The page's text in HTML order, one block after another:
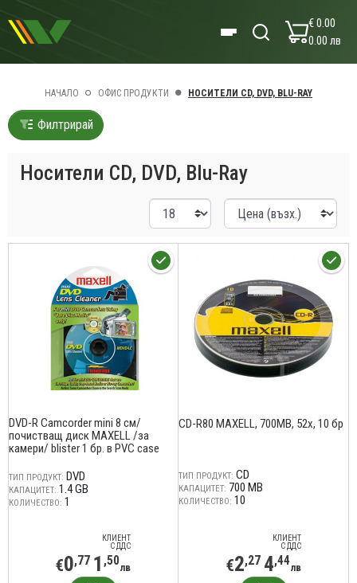
€ 0.00
0.00 лв
НАЧАЛО ОФИС ПРОДУКТИ НОСИТЕЛИ CD, DVD, BLU-RAY
Филтрирай
Носители CD, DVD, Blu-Ray
DVD-R Camcorder mini 8 см/
почистващ диск MAXELL /за
камери/ blister 1 бр. в PVC case
ТИП ПРОДУКТ: DVD
КАПАЦИТЕТ: 1.4 GB
КОЛИЧЕСТВО: 1
КЛИЕНТ
С ДДС
€0,77 1 ,50лв
CD-R80 MAXELL, 700MB, 52x, 10 бр
ТИП ПРОДУКТ: CD
КАПАЦИТЕТ: 700 MB
КОЛИЧЕСТВО: 10
КЛИЕНТ
С ДДС
€2,27 4,44лв